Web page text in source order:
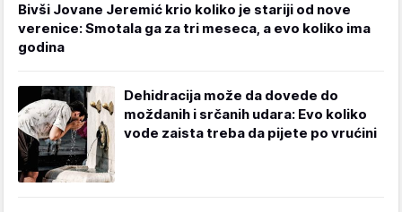
Bivši Jovane Jeremić krio koliko je stariji od nove
verenice: Smotala ga za tri meseca, a evo koliko ima
godina
Dehidracija može da dovede do
moždanih i srčanih udara: Evo koliko
vode zaista treba da pijete po vrućini